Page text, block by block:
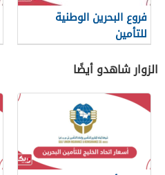
فروع البحرين الوطنية
للتأمين
الزوار شاهدو أيضًا